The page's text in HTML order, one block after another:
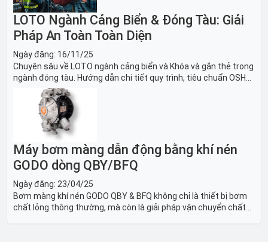
LOTO Ngành Cảng Biển & Đóng Tàu: Giải
Pháp An Toàn Toàn Diện
Ngày đăng: 16/11/25
Chuyên sâu về LOTO ngành cảng biển và Khóa và gắn thẻ trong
ngành đóng tàu. Hướng dẫn chi tiết quy trình, tiêu chuẩn OSHA,
thiết bị và Giải pháp LOTO trong công nghiệp đóng tàu toàn
Máy bơm màng dẫn động bằng khí nén
GODO dòng QBY/BFQ
Ngày đăng: 23/04/25
Bơm màng khí nén GODO QBY & BFQ không chỉ là thiết bị bơm
chất lỏng thông thường, mà còn là giải pháp vận chuyển chất